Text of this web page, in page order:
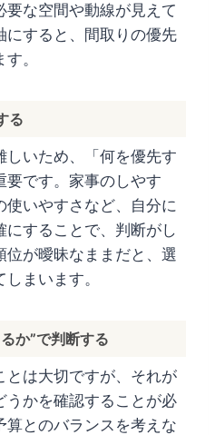
な空間や動線が見えて
にすると、間取りの優先
。
る
いため、「何を優先す
要です。家事のしやす
使いやすさなど、自分に
にすることで、判断がし
が曖昧なままだと、選
まいます。
か”で判断する
とは大切ですが、それが
うかを確認することが必
とのバランスを考えな